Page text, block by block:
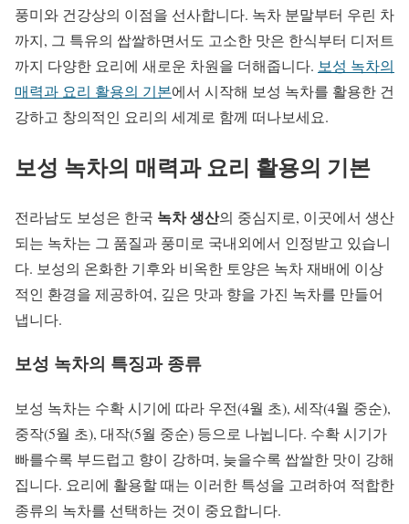
풍미와 건강상의 이점을 선사합니다. 녹차 분말부터 우린 차
까지, 그 특유의 쌉쌀하면서도 고소한 맛은 한식부터 디저트
까지 다양한 요리에 새로운 차원을 더해줍니다. 보성 녹차의
매력과 요리 활용의 기본에서 시작해 보성 녹차를 활용한 건
강하고 창의적인 요리의 세계로 함께 떠나보세요.
보성 녹차의 매력과 요리 활용의 기본
전라남도 보성은 한국 녹차 생산의 중심지로, 이곳에서 생산
되는 녹차는 그 품질과 풍미로 국내외에서 인정받고 있습니
다. 보성의 온화한 기후와 비옥한 토양은 녹차 재배에 이상
적인 환경을 제공하여, 깊은 맛과 향을 가진 녹차를 만들어
냅니다.
보성 녹차의 특징과 종류
보성 녹차는 수확 시기에 따라 우전(4월 초), 세작(4월 중순),
중작(5월 초), 대작(5월 중순) 등으로 나뉩니다. 수확 시기가
빠를수록 부드럽고 향이 강하며, 늦을수록 쌉쌀한 맛이 강해
집니다. 요리에 활용할 때는 이러한 특성을 고려하여 적합한
종류의 녹차를 선택하는 것이 중요합니다.